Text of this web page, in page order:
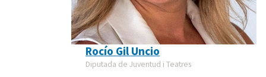
Rocío Gil Uncio
Diputada de Juventud i Teatres